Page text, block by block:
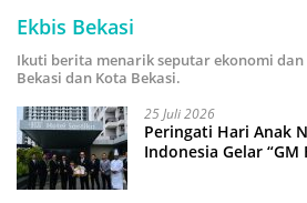
Ekbis Bekasi
Ikuti berita menarik seputar ekonomi
Bekasi dan Kota Bekasi.
25 Juli 2026
Peringati Hari Anak
Indonesia Gelar “GM